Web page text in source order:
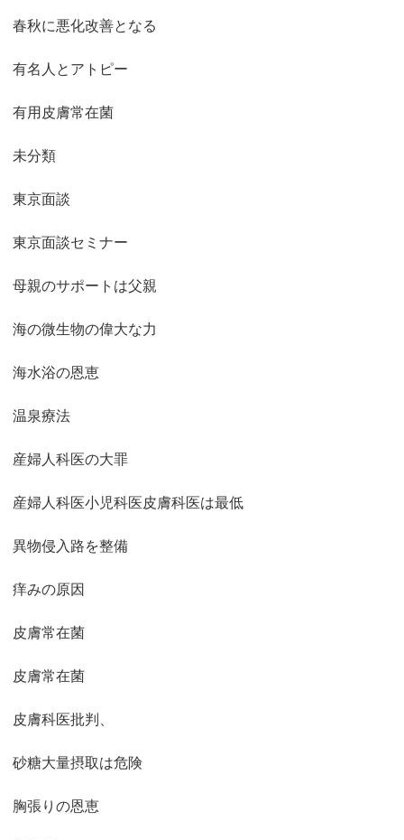
春秋に悪化改善となる
有名人とアトピー
有用皮膚常在菌
未分類
東京面談
東京面談セミナー
母親のサポートは父親
海の微生物の偉大な力
海水浴の恩恵
温泉療法
産婦人科医の大罪
産婦人科医小児科医皮膚科医は最低
異物侵入路を整備
痒みの原因
皮膚常在菌
皮膚常在菌
皮膚科医批判、
砂糖大量摂取は危険
胸張りの恩恵